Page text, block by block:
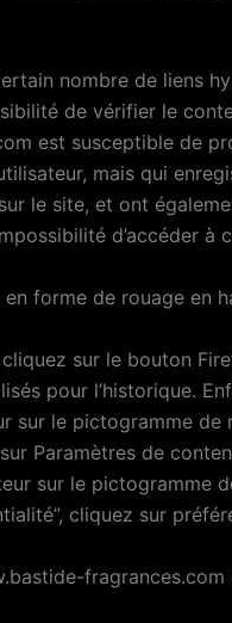
nombre de liens
de vérifier le
est susceptible de
mais qui
le site, et ont
d’accéder
forme de rouage
sur le bouton
pour l’historique.
sur le pictogramme
Paramètres de
sur le
cliquez sur